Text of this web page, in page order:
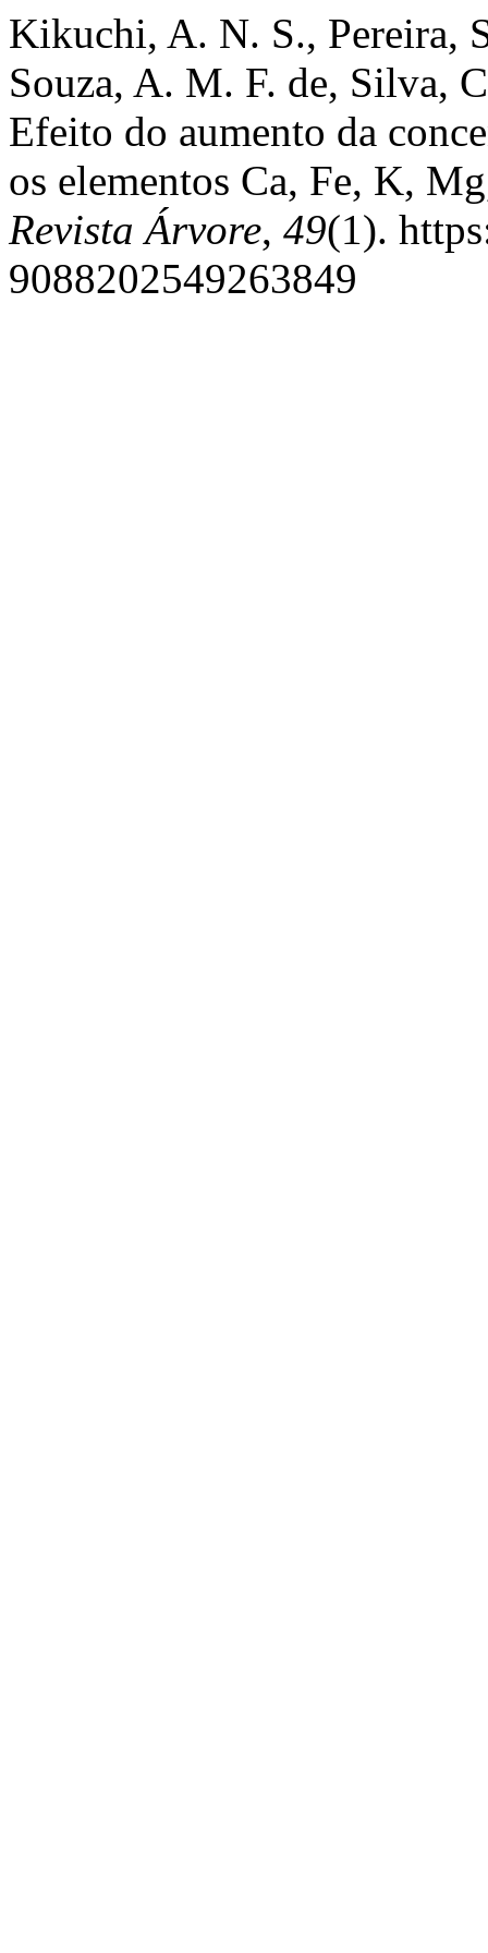
Kikuchi, A. N. S., Pereira,
Souza, A. M. F. de, Silva,
Efeito do aumento da
os elementos Ca, Fe, K,
Revista Árvore, 49(1).
9088202549263849